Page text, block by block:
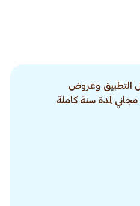
التطبيق وعروض
لمدة سنة كاملة